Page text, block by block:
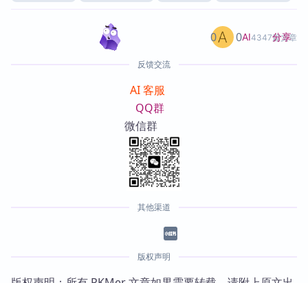
AI4347篇文章
0 0 分享
反馈交流
AI 客服
QQ群
微信群
其他渠道
版权声明